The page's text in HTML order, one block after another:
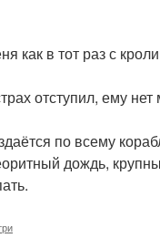
как в тот раз с
отступил, ему
по всему
дождь,